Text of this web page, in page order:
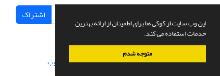
این وب سایت از کوکی ها برای اطمینان از ارائه بهترین
خدمات استفاده می کند.
متوجه شدم
اشتراک
سامانه مدیریت نشریات علمی.طراحی و پیاده سازی از سیناوب